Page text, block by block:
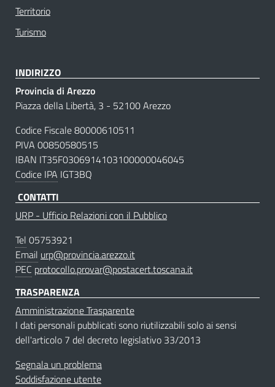
Territorio
Turismo
INDIRIZZO
Provincia di Arezzo
Piazza della Libertà, 3 - 52100 Arezzo
Codice Fiscale 80000610511
PIVA 00850580515
IBAN IT35F0306914103100000046045
Codice IPA IGT3BQ
CONTATTI
URP - Ufficio Relazioni con il Pubblico
Tel 05753921
Email urp@provincia.arezzo.it
PEC protocollo.provar@postacert.toscana.it
TRASPARENZA
Amministrazione Trasparente
I dati personali pubblicati sono riutilizzabili solo ai sensi
dell'articolo 7 del decreto legislativo 33/2013
Segnala un problema
Soddisfazione utente